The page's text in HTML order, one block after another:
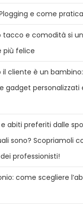
Plogging e come
tacco e comodità si
più felice
il cliente è un
gadget personalizzati
abiti preferiti dalle
sono? Scopriamoli
professionisti!
come scegliere